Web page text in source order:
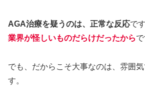
AGA治療を疑うのは、正常な反応で
業界が怪しいものだらけだったからで
でも、だからこそ大事なのは、雰囲
す。